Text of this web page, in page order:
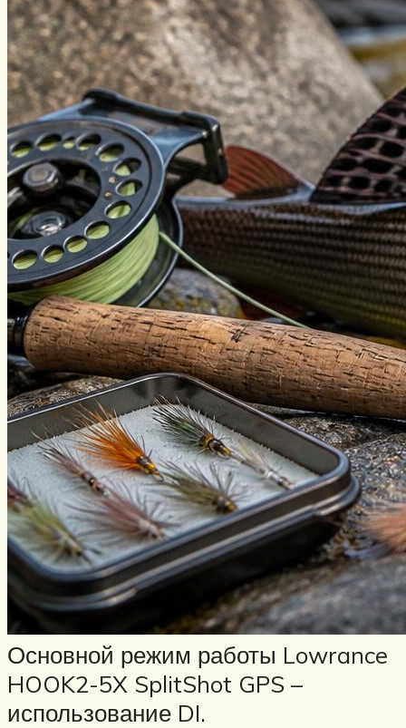
Основной режим работы Lowrance
HOOK2-5X SplitShot GPS –
использование DI.